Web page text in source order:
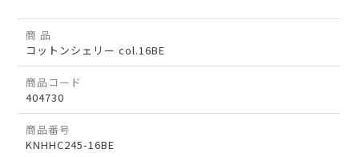
商 品
コットンシェリー col.16BE
商品コード
404730
商品番号
KNHHC245-16BE